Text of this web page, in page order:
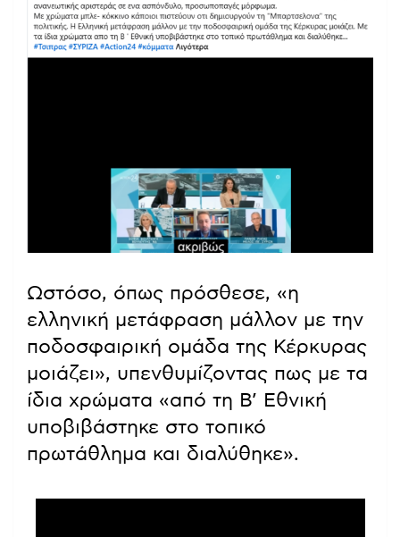
Ωστόσο, όπως πρόσθεσε, «η
ελληνική μετάφραση μάλλον με την
ποδοσφαιρική ομάδα της Κέρκυρας
μοιάζει», υπενθυμίζοντας πως με τα
ίδια χρώματα «από τη Β’ Εθνική
υποβιβάστηκε στο τοπικό
πρωτάθλημα και διαλύθηκε».